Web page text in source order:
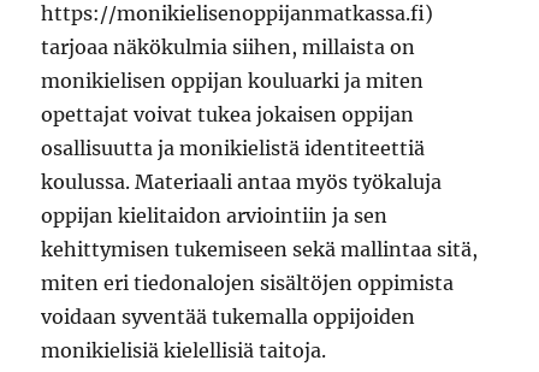
https://monikielisenoppijanmatkassa.fi)
tarjoaa näkökulmia siihen, millaista on
monikielisen oppijan kouluarki ja miten
opettajat voivat tukea jokaisen oppijan
osallisuutta ja monikielistä identiteettiä
koulussa. Materiaali antaa myös työkaluja
oppijan kielitaidon arviointiin ja sen
kehittymisen tukemiseen sekä mallintaa sitä,
miten eri tiedonalojen sisältöjen oppimista
voidaan syventää tukemalla oppijoiden
monikielisiä kielellisiä taitoja.